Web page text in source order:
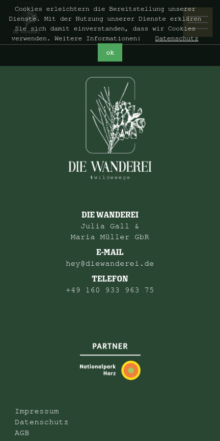
Cookies erleichtern die Bereitstellung unserer
Dienste. Mit der Nutzung unserer Dienste erklären
Sie sich damit einverstanden, dass wir Cookies
verwenden. Weitere Informationen:
Datenschutz
ok
DIE WANDEREI
Julia Gall &
Maria Müller GbR
E-MAIL
hey@diewanderei.de
TELEFON
+49 160 933 963 75
Impressum
Datenschutz
AGB